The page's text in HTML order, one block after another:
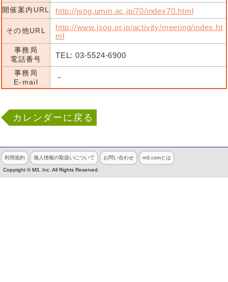
開催案内URL
http://jsog.umin.ac.jp/70/index70.html
その他URL
http://www.jsog.or.jp/activity/meeting/index.ht
ml
事務局
電話番号
TEL: 03-5524-6900
事務局
E-mail
－
カレンダーに戻る
利用規約 個人情報の取扱いについて お問い合わせ m3.comとは
Copyright © M3, Inc. All Rights Reserved.